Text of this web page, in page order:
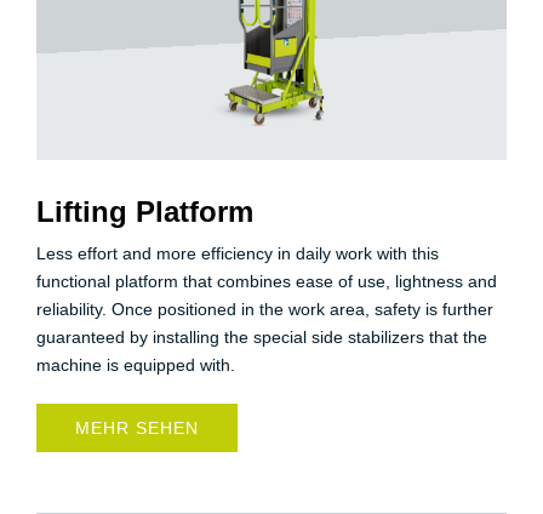
Lifting Platform
Less effort and more efficiency in daily work with this
functional platform that combines ease of use, lightness and
reliability. Once positioned in the work area, safety is further
guaranteed by installing the special side stabilizers that the
machine is equipped with.
MEHR SEHEN